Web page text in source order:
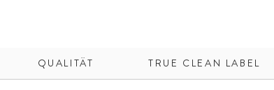
QUALITÄT TRUE CLEAN LABEL